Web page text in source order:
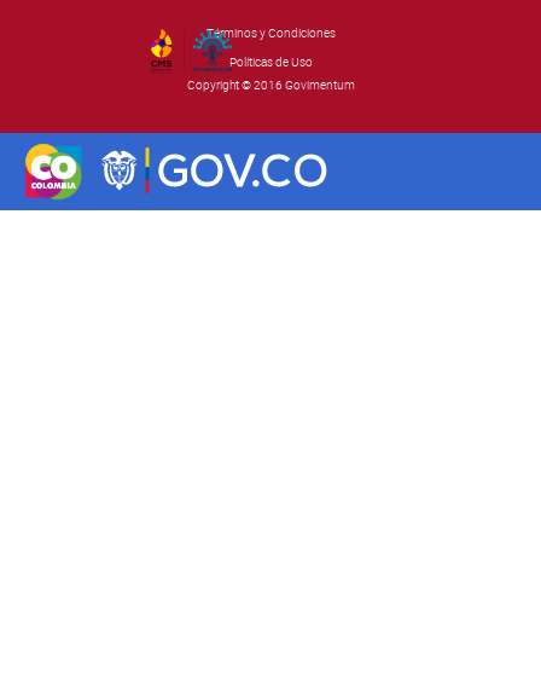
Términos y Condiciones
Políticas de Uso
Copyright © 2016 Govimentum
By Govimentum